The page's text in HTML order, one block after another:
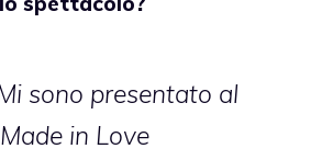
sono presentato al
in Love